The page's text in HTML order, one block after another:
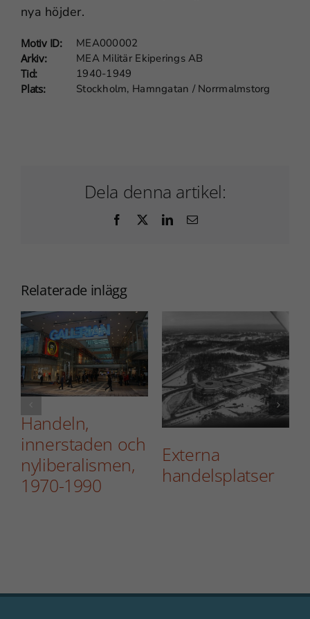
nya höjder.
Motiv ID:
MEA000002
Arkiv:
MEA Militär Ekiperings AB
Tid:
1940-1949
Plats:
Stockholm, Hamngatan / Norrmalmstorg
Dela denna artikel:
Facebook LinkedIn
E-
Relaterade inlägg
Handeln,
innerstaden och
nyliberalismen,
1970-1990
Externa
handelsplatser
funktionalitet
från webben.
intressen och
ditt beteende när
erbjudanden.